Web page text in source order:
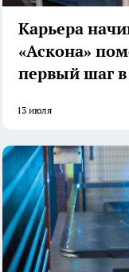
Карьера
«Аскона»
первый шаг
13 июля